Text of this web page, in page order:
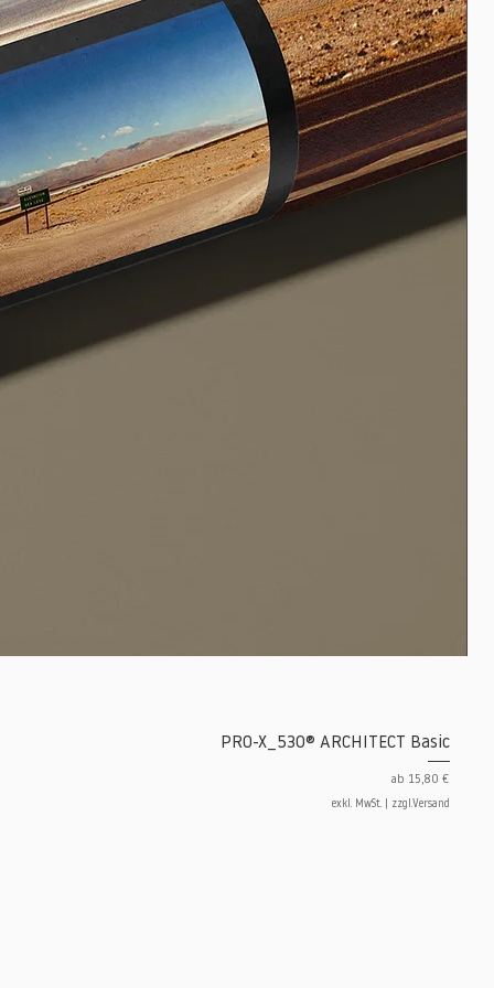
PRO-X_530® ARCHITECT Basic
ab 15,80 €
Sale-Preis
exkl. MwSt. zzgl.Versand